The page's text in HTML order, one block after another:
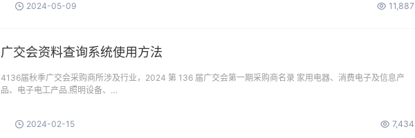
2024-05-09 11,887
广交会资料查询系统使用方法
4136届秋季广交会采购商所涉及行业，2024 第 136 届广交会第一期采购商名录 家用电器、消费电子及信息产
品、电子电工产品.照明设备、…
2024-02-15 7,434